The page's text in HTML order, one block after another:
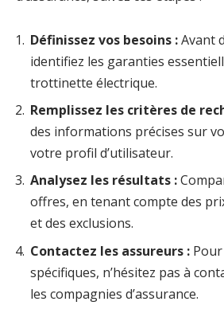
Définissez vos besoins :Avant
identifiez les garanties
trottinette électrique.
Remplissez les critères de
des informations précises sur
votre profil d’utilisateur.
Analysez les résultats :
offres, en tenant compte des
et des exclusions.
Contactez les assureurs :
spécifiques, n’hésitez pas à
les compagnies d’assurance.